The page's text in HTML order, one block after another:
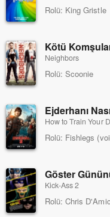
Rolü: King Gristle
Kötü
Neighbors
Rolü: Scoonie
Ejderhanı
How to Train Your
Rolü: Fishlegs
Göster
Kick-Ass 2
Rolü: Chris